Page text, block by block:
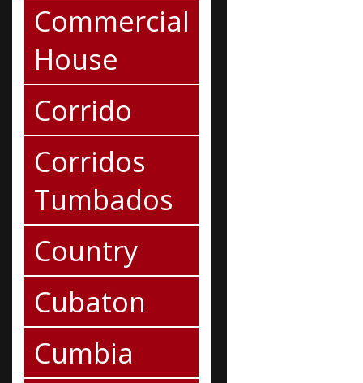
Commercial
House
Corrido
Corridos
Tumbados
Country
Cubaton
Cumbia